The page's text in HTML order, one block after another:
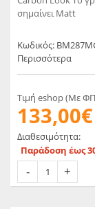
σημαίνει Matt
Κωδικός:
Περισσότερα
Τιμή eshop (Με
133,00€
Διαθεσιμότητα:
Παράδοση έως